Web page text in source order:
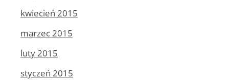
kwiecień 2015
marzec 2015
luty 2015
styczeń 2015